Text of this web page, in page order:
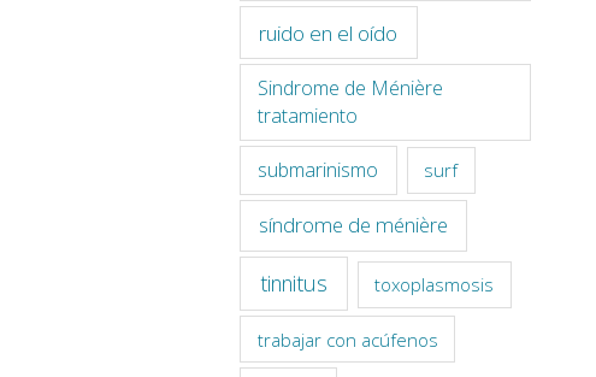
ruido en el oído
Sindrome de Ménière
tratamiento
submarinismo surf
síndrome de ménière
tinnitus toxoplasmosis
trabajar con acúfenos